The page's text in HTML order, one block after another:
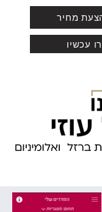
מחיר
עכשיו